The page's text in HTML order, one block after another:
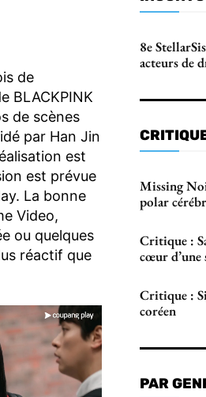
de
BLACKPINK
de scènes
par Han Jin
est
est prévue
La bonne
Video,
ou quelques
réactif que
8e
acteurs de
Missing
polar
Critique :
cœur d’une
Critique :
coréen
PAR